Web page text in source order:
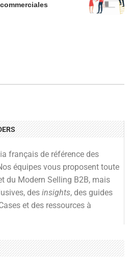
français de référence des
équipes vous proposent toute
du Modern Selling B2B, mais
des insights, des guides
et des ressources à